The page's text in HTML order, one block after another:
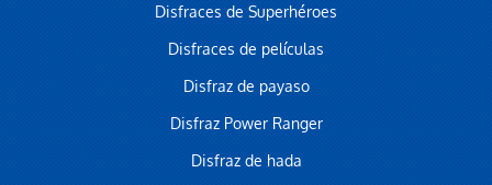
Disfraces de Superhéroes
Disfraces de películas
Disfraz de payaso
Disfraz Power Ranger
Disfraz de hada